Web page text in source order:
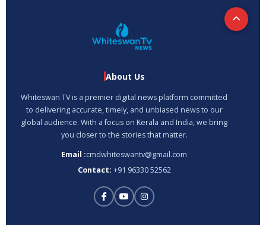
About Us
Whiteswan TV is a premier digital news platform committed
to delivering accurate, timely, and unbiased news to our
global audience. With a focus on Kerala and India, we bring
you closer to the stories that matter.
Email :cmdwhiteswantv@gmail.com
Contact: +91 96330 52562